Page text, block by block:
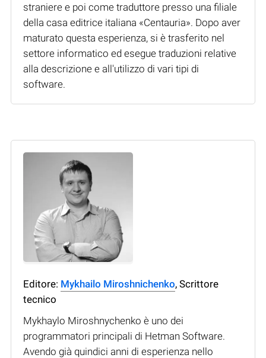
straniere e poi come traduttore presso una filiale
della casa editrice italiana «Centauria». Dopo aver
maturato questa esperienza, si è trasferito nel
settore informatico ed esegue traduzioni relative
alla descrizione e all'utilizzo di vari tipi di
software.
Editore: Mykhailo Miroshnichenko, Scrittore
tecnico
Mykhaylo Miroshnychenko è uno dei
programmatori principali di Hetman Software.
Avendo già quindici anni di esperienza nello